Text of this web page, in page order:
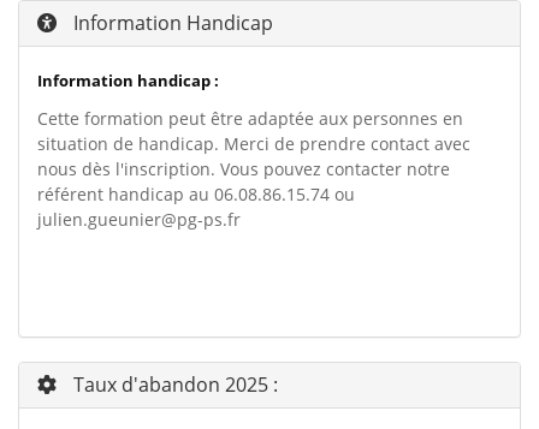
Information Handicap
Information handicap :
Cette formation peut être adaptée aux personnes en
situation de handicap. Merci de prendre contact avec
nous dès l'inscription. Vous pouvez contacter notre
référent handicap au 06.08.86.15.74 ou
julien.gueunier@pg-ps.fr
Taux d'abandon 2025 :